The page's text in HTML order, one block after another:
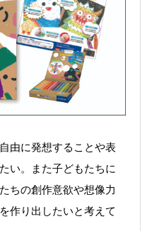
由に発想することや表
い。また子どもたちに
ちの創作意欲や想像力
作り出したいと考えて